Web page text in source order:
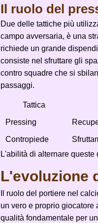
Il ruolo del
Due delle tattiche più
campo avversaria, è una
richiede un grande
consiste nel sfruttare gli
contro squadre che si
passaggi.
Tattica
Pressing
Contropiede
L'abilità di alternare
L'evoluzione
Il ruolo del portiere nel
un vero e proprio giocatore
qualità fondamentale per